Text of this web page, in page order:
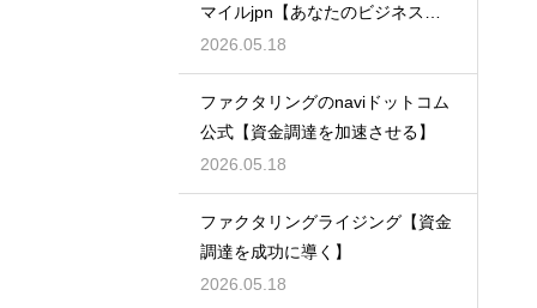
マイルjpn【あなたのビジネスを
支える】
2026.05.18
ファクタリングのnaviドットコム
公式【資金調達を加速させる】
2026.05.18
ファクタリングライジング【資金
調達を成功に導く】
2026.05.18